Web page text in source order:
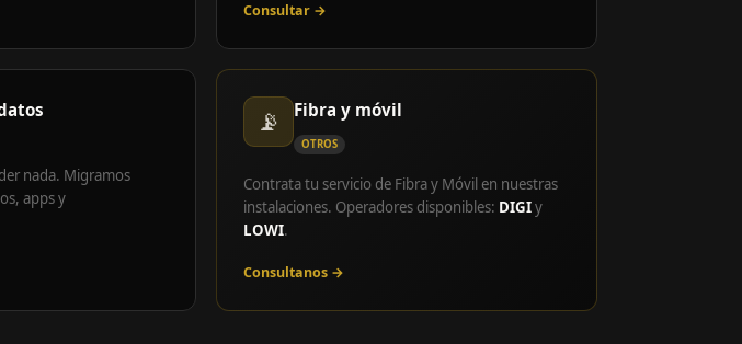
Consultar →
nada. Migramos
apps y
📡 Fibra y móvil
OTROS
Contrata tu servicio de Fibra y Móvil en nuestras
instalaciones. Operadores disponibles: DIGIy
LOWI.
Consultanos →